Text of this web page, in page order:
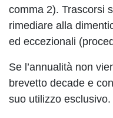
comma 2). Trascorsi
rimediare alla
ed eccezionali
Se l’annualità non
brevetto decade e
suo utilizzo esclusivo.